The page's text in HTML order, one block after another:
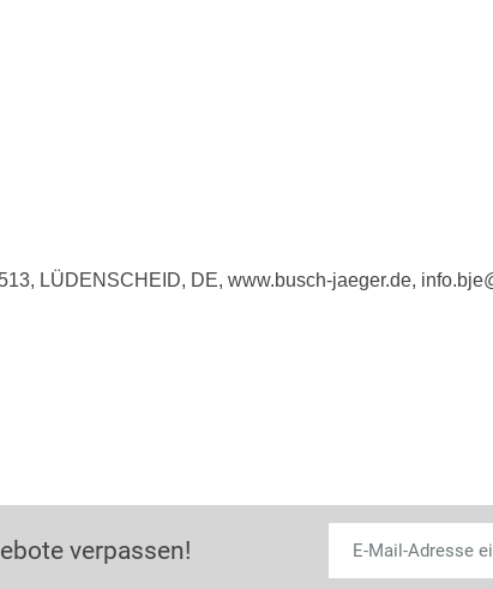
LÜDENSCHEID, DE, www.busch-jaeger.de,
verpassen!